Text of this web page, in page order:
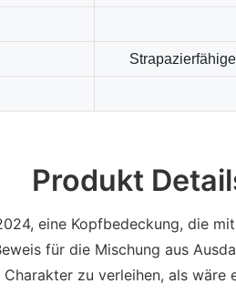
Produkt
eine Kopfbedeckung, die
für die Mischung aus
zu verleihen, als